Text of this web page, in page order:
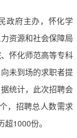
政府主办，怀化学
资源和社会保障局
怀化师范高等专科
未到场的求职者提
统计，此次招聘会
，招聘总人数需求
1000份。